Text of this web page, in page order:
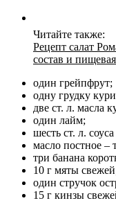
Читайте также:
Рецепт салат
состав и
один грейпфрут;
одну грудку
две ст. л. масла
один лайм;
шесть ст. л.
масло постное –
три банана
10 г мяты
один стручок
15 г кинзы